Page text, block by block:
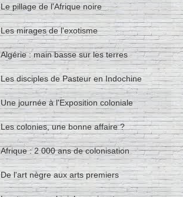
Le pillage de l'Afrique noire
Les mirages de l'exotisme
Algérie : main basse sur les terres
Les disciples de Pasteur en Indochine
Une journée à l'Exposition coloniale
Les colonies, une bonne affaire ?
Afrique : 2 000 ans de colonisation
De l'art nègre aux arts premiers